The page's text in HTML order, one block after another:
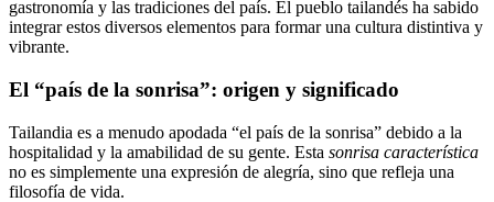
gastronomía y las tradiciones del país. El pueblo tailandés ha sabido
integrar estos diversos elementos para formar una cultura distintiva y
vibrante.
El “país de la sonrisa”: origen y significado
Tailandia es a menudo apodada “el país de la sonrisa” debido a la
hospitalidad y la amabilidad de su gente. Esta sonrisa característica
no es simplemente una expresión de alegría, sino que refleja una
filosofía de vida.